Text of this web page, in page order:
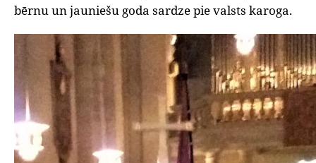
bērnu un jauniešu goda sardze pie valsts karoga.